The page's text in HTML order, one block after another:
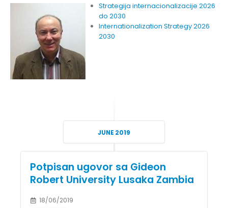
Strategija internacionalizacije 2026
do 2030
Internationalization Strategy 2026
2030
JUNE 2019
Potpisan ugovor sa Gideon
Robert University Lusaka Zambia
18/06/2019